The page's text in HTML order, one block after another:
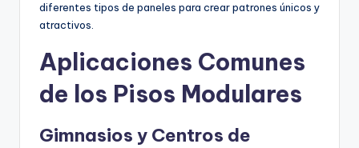
diferentes tipos de paneles para crear patrones únicos y
atractivos.
Aplicaciones Comunes
de los Pisos Modulares
Gimnasios y Centros de